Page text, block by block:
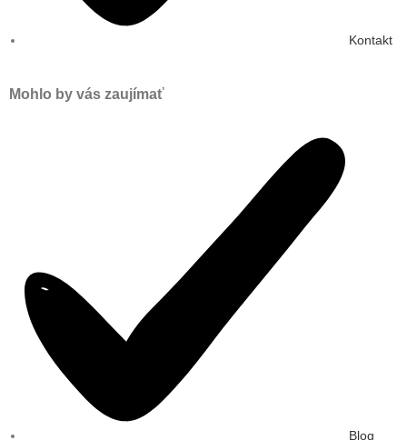
Kontakt
Mohlo by vás zaujímať
Blog